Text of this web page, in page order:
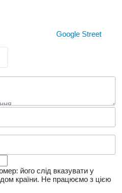
Google Street
його слід вказувати у
країни. Не працюємо з цією